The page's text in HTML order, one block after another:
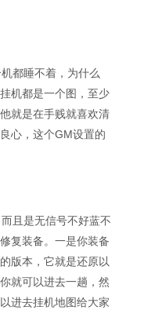
都睡不着，为什么
机都是一个图，至少
就是在手贱就喜欢清
心，这个GM设置的
且是无信号不好蓝不
复装备。一是你装备
版本，它就是还原以
就可以进去一趟，然
进去挂机地图给大家